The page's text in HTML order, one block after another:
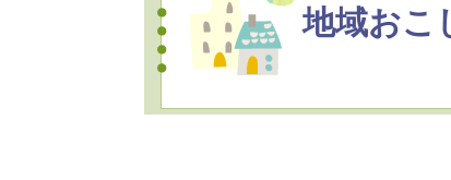
地域おこ